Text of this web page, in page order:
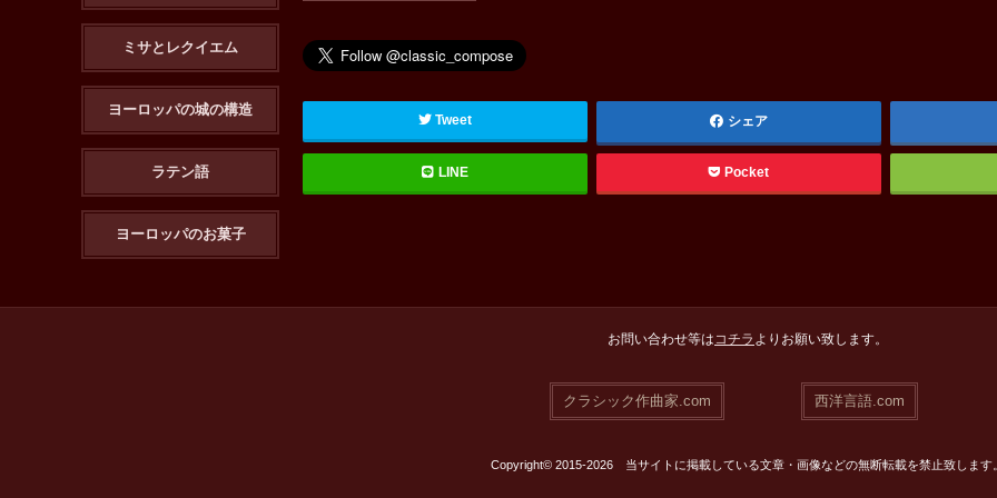
Tweet シェア
LINE Pocket
ミサとレクイエム
ヨーロッパの城の構造
ラテン語
ヨーロッパのお菓子
お問い合わせ等は コチラ よりお願い致します。
クラシック作曲家.com 西洋言語.com
Copyright© 2015-2026 当サイトに掲載している文章・画像などの無断転載を禁止致します。